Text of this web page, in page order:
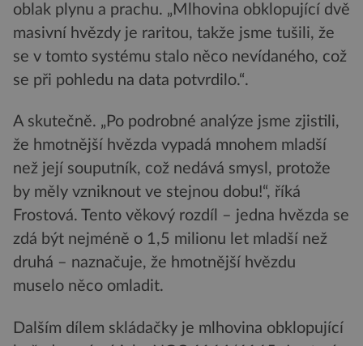
oblak plynu a prachu. „Mlhovina obklopující dvě
masivní hvězdy je raritou, takže jsme tušili, že
se v tomto systému stalo něco nevídaného, což
se při pohledu na data potvrdilo.“.
A skutečně. „Po podrobné analýze jsme zjistili,
že hmotnější hvězda vypadá mnohem mladší
než její souputník, což nedává smysl, protože
by měly vzniknout ve stejnou dobu!“, říká
Frostová. Tento věkový rozdíl – jedna hvězda se
zdá být nejméně o 1,5 milionu let mladší než
druhá – naznačuje, že hmotnější hvězdu
muselo něco omladit.
Dalším dílem skládačky je mlhovina obklopující